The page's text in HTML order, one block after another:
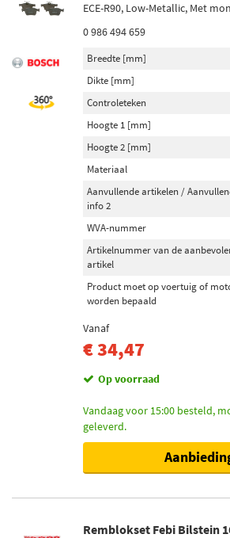
ECE-R90, Low-Metallic, Met
0 986 494 659
Breedte [mm]
Dikte [mm]
Controleteken
Hoogte 1 [mm]
Hoogte 2 [mm]
Materiaal
Aanvullende artikelen /
info 2
WVA-nummer
Artikelnummer van de
artikel
Product moet op voertuig of
worden bepaald
Vanaf
€ 34,47
Op voorraad
Vandaag voor 15:00 besteld,
geleverd.
Remblokset Febi Bilstein